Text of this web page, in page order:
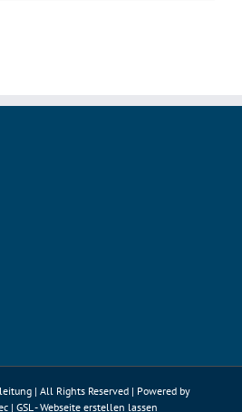
| All Rights Reserved | Powered by
| GSL - Webseite erstellen lassen